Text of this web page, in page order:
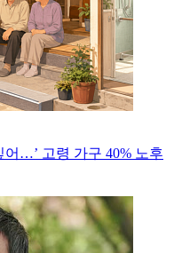
어…’ 고령 가구 40% 노후